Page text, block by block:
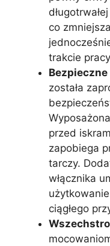
co
trakcie
została
przed
zapobiega
tarczy.
włącznika
ciągłego